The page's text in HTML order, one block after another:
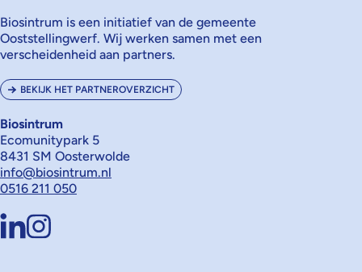
Biosintrum is een initiatief van de gemeente
Ooststellingwerf. Wij werken samen met een
verscheidenheid aan partners.
BEKIJK HET PARTNEROVERZICHT
Biosintrum
Ecomunitypark 5
8431 SM Oosterwolde
info@biosintrum.nl
0516 211 050